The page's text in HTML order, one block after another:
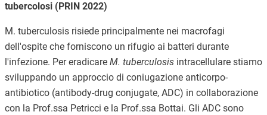
tubercolosi (PRIN 2022)
M. tuberculosis risiede principalmente nei macrofagi
dell'ospite che forniscono un rifugio ai batteri durante
l'infezione. Per eradicare M. tuberculosisintracellulare stiamo
sviluppando un approccio di coniugazione anticorpo-
antibiotico (antibody-drug conjugate, ADC) in collaborazione
con la Prof.ssa Petricci e la Prof.ssa Bottai. Gli ADC sono